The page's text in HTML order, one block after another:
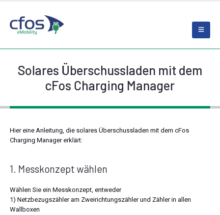
Solares Überschussladen mit dem
cFos Charging Manager
Hier eine Anleitung, die solares Überschussladen mit dem cFos
Charging Manager erklärt:
1. Messkonzept wählen
Wählen Sie ein Messkonzept, entweder
1) Netzbezugszähler am Zweirichtungszähler und Zähler in allen
Wallboxen